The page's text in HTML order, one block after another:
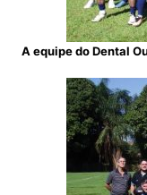
A equipe do Dental